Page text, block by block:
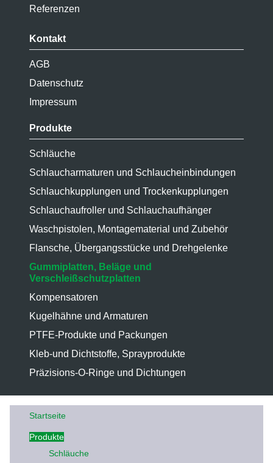
Referenzen
Kontakt
AGB
Datenschutz
Impressum
Produkte
Schläuche
Schlaucharmaturen und Schlaucheinbindungen
Schlauchkupplungen und Trockenkupplungen
Schlauchaufroller und Schlauchaufhänger
Waschpistolen, Montagematerial und Zubehör
Flansche, Übergangsstücke und Drehgelenke
Gummiplatten, Beläge und
Verschleißschutzplatten
Kompensatoren
Kugelhähne und Armaturen
PTFE-Produkte und Packungen
Kleb-und Dichtstoffe, Sprayprodukte
Präzisions-O-Ringe und Dichtungen
Startseite
Produkte
Schläuche